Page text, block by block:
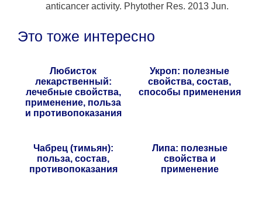
anticancer activity. Phytother Res. 2013 Jun.
Это тоже интересно
Любисток
лекарственный:
лечебные свойства,
применение, польза
и противопоказания
Укроп: полезные
свойства, состав,
способы применения
Чабрец (тимьян):
польза, состав,
противопоказания
Липа: полезные
свойства и
применение